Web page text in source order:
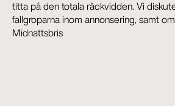
titta på den totala räckvidden. Vi
fallgroparna inom annonsering, samt
Midnattsbris